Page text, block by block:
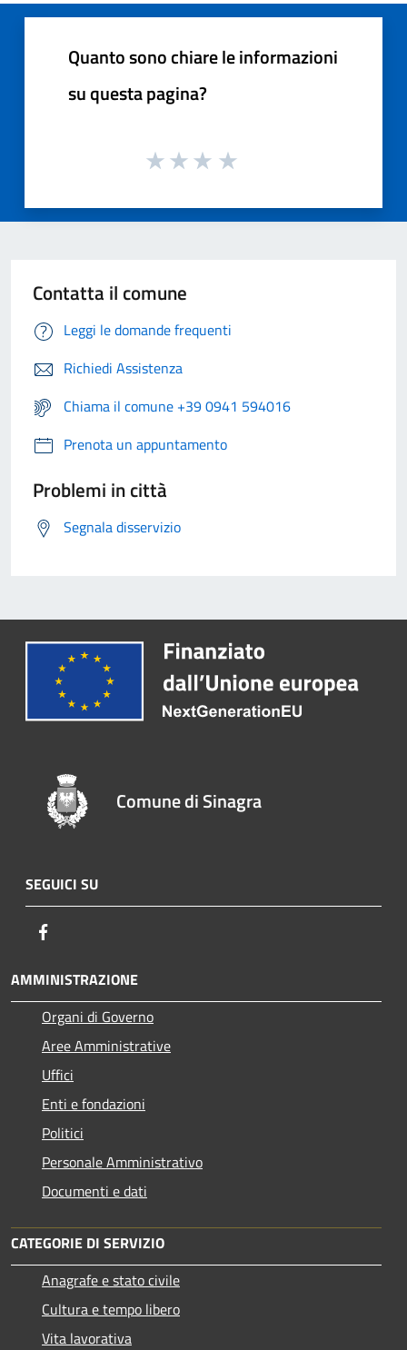
Quanto sono chiare le informazioni
su questa pagina?
Contatta il comune
Leggi le domande frequenti
Richiedi Assistenza
Chiama il comune +39 0941 594016
Prenota un appuntamento
Problemi in città
Segnala disservizio
Comune di Sinagra
SEGUICI SU
AMMINISTRAZIONE
Organi di Governo
Aree Amministrative
Uffici
Enti e fondazioni
Politici
Personale Amministrativo
Documenti e dati
CATEGORIE DI SERVIZIO
Anagrafe e stato civile
Cultura e tempo libero
Vita lavorativa